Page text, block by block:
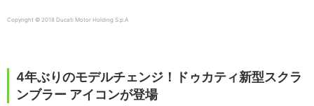
Copyright © 2018 Ducati Motor Holding S.p.A
4年ぶりのモデルチェンジ！ドゥカティ新型スクラ
ンブラー アイコンが登場